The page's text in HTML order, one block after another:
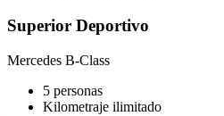
Superior Deportivo
Mercedes B-Class
5 personas
Kilometraje ilimitado